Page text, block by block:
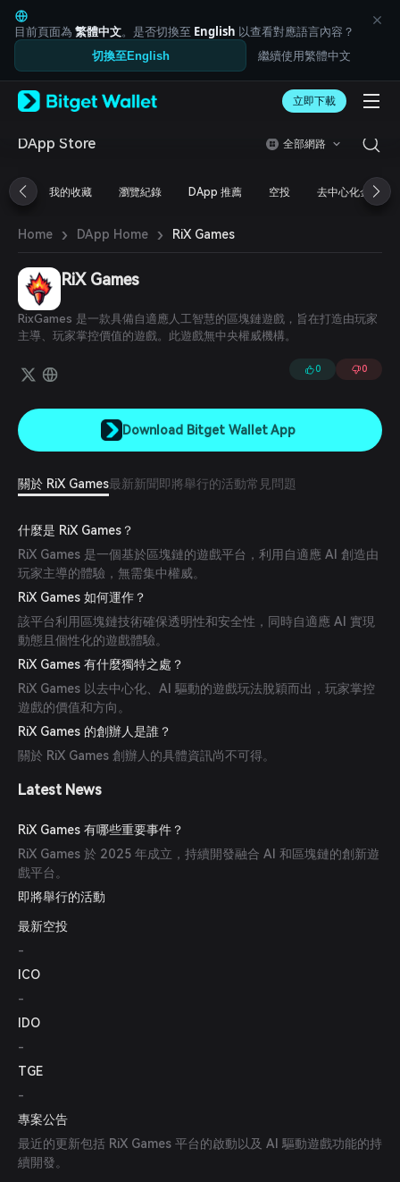
English
日本語
Tiếng Việt
Русский
Español (Latinoamérica)
Türkçe
Français
简体中文
繁體中文
Bahasa Indonesia
ภาษาไทย
العربية
বাংলা
Español
Português (Brasil)
Español (Argentina)
目前頁面為 繁體中文。是否切換至 English 以查看對應語言內容？
切換至English 繼續使用繁體中文
立即下載
DApp Store 全部網路
我的收藏 瀏覽紀錄 DApp 推薦 空投 去中心化金融
Home › DApp Home › RiX Games
RiX Games
RixGames 是一款具備自適應人工智慧的區塊鏈遊戲，旨在打造由玩家
主導、玩家掌控價值的遊戲。此遊戲無中央權威機構。
0 0
Download Bitget Wallet App
關於 RiX Games最新新聞 即將舉行的活動常見問題
什麼是 RiX Games？
RiX Games 是一個基於區塊鏈的遊戲平台，利用自適應 AI 創造由
玩家主導的體驗，無需集中權威。
RiX Games 如何運作？
該平台利用區塊鏈技術確保透明性和安全性，同時自適應 AI 實現
動態且個性化的遊戲體驗。
RiX Games 有什麼獨特之處？
RiX Games 以去中心化、AI 驅動的遊戲玩法脫穎而出，玩家掌控
遊戲的價值和方向。
RiX Games 的創辦人是誰？
關於 RiX Games 創辦人的具體資訊尚不可得。
Latest News
RiX Games 有哪些重要事件？
RiX Games 於 2025 年成立，持續開發融合 AI 和區塊鏈的創新遊
戲平台。
即將舉行的活動
最新空投
-
ICO
-
IDO
-
TGE
-
專案公告
最近的更新包括 RiX Games 平台的啟動以及 AI 驅動遊戲功能的持
續開發。